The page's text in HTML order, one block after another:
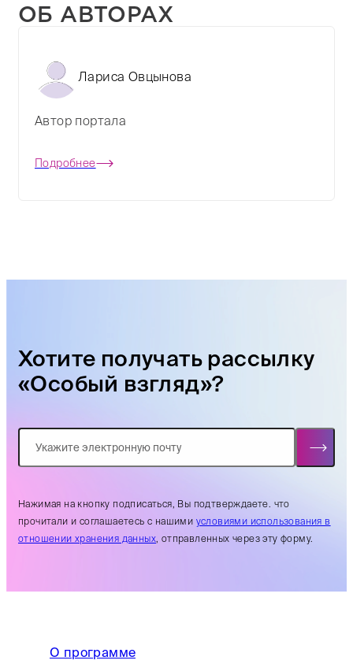
ОБ АВТОРАХ
Лариса Овцынова
Автор портала
Подробнее
Хотите получать рассылку
«Особый взгляд»?
Нажимая на кнопку подписаться, Вы подтверждаете. что
прочитали и соглашаетесь с нашими условиями использования в
отношении хранения данных, отправленных через эту форму.
О программе